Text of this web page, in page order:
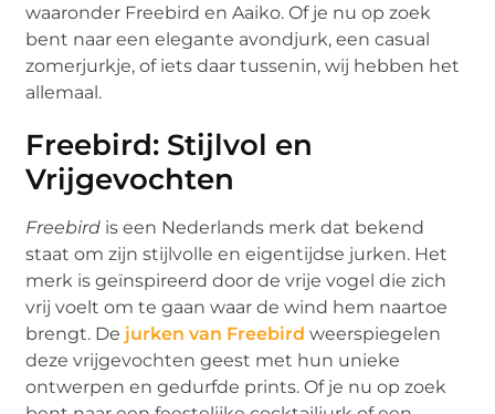
waaronder Freebird en Aaiko. Of je nu op zoek
bent naar een elegante avondjurk, een casual
zomerjurkje, of iets daar tussenin, wij hebben het
allemaal.
Freebird: Stijlvol en
Vrijgevochten
Freebird is een Nederlands merk dat bekend
staat om zijn stijlvolle en eigentijdse jurken. Het
merk is geïnspireerd door de vrije vogel die zich
vrij voelt om te gaan waar de wind hem naartoe
brengt. De jurken van Freebird weerspiegelen
deze vrijgevochten geest met hun unieke
ontwerpen en gedurfde prints. Of je nu op zoek